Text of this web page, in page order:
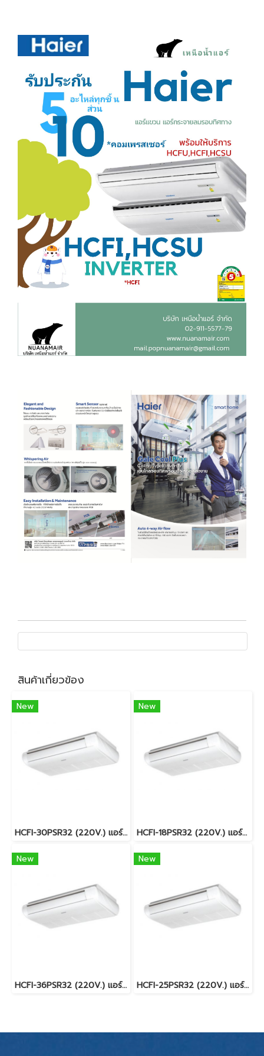
สินค้าเกี่ยวข้อง
New
HCFI-30PSR32 (220V.) แอร์ไฮเออร์ Haier Gale Cool Plus เครื่องปรับอากาศแบบตั้งแขวน Inverter R32 30,070 BTU. พร้อมบริการติดตั้ง
New
HCFI-18PSR32 (220V.) แอร์ไฮเออร์ Haier Gale Cool Plus เครื่องปรับอากาศแบบตั้งแขวน Inverter R32 19,461 BTU. พร้อมบริการติดตั้ง
New
HCFI-36PSR32 (220V.) แอร์ไฮเออร์ Haier Gale Cool Plus เครื่องปรับอากาศแบบตั้งแขวน Inverter R32 36,915 BTU. พร้อมบริการติดตั้ง
New
HCFI-25PSR32 (220V.) แอร์ไฮเออร์ Haier Gale Cool Plus เครื่องปรับอากาศแบบตั้งแขวน Inverter R32 25,000 BTU. พร้อมบริการติดตั้ง